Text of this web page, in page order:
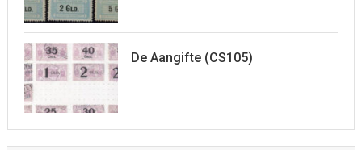
De Aangifte (CS105)